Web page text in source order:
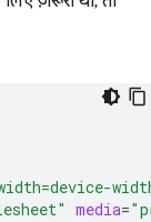
media=